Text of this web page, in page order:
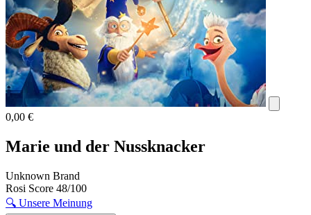
0,00 €
Marie und der Nussknacker
Unknown Brand
Rosi Score 48/100
🔍 Unsere Meinung